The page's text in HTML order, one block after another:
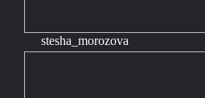
stesha_morozova